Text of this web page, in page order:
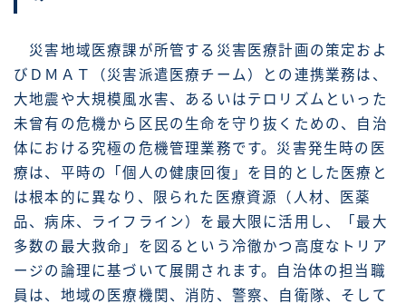
災害地域医療課が所管する災害医療計画の策定およ
びＤＭＡＴ（災害派遣医療チーム）との連携業務は、
大地震や大規模風水害、あるいはテロリズムといった
未曾有の危機から区民の生命を守り抜くための、自治
体における究極の危機管理業務です。災害発生時の医
療は、平時の「個人の健康回復」を目的とした医療と
は根本的に異なり、限られた医療資源（人材、医薬
品、病床、ライフライン）を最大限に活用し、「最大
多数の最大救命」を図るという冷徹かつ高度なトリア
ージの論理に基づいて展開されます。自治体の担当職
員は、地域の医療機関、消防、警察、自衛隊、そして